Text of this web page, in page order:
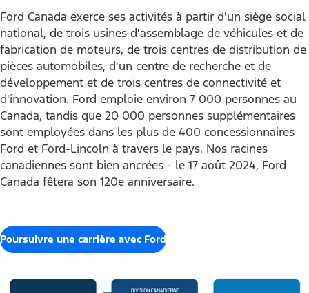
Ford Canada exerce ses activités à partir d'un siège social
national, de trois usines d'assemblage de véhicules et de
fabrication de moteurs, de trois centres de distribution de
pièces automobiles, d'un centre de recherche et de
développement et de trois centres de connectivité et
d'innovation. Ford emploie environ 7 000 personnes au
Canada, tandis que 20 000 personnes supplémentaires
sont employées dans les plus de 400 concessionnaires
Ford et Ford-Lincoln à travers le pays. Nos racines
canadiennes sont bien ancrées - le 17 août 2024, Ford
Canada fêtera son 120e anniversaire.
Poursuivre une carrière avec Ford